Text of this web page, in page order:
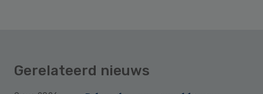
Gerelateerd nieuws